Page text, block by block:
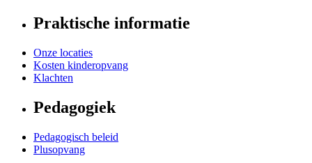
Praktische informatie
Onze locaties
Kosten kinderopvang
Klachten
Pedagogiek
Pedagogisch beleid
Plusopvang